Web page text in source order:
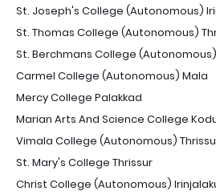
St. Joseph's College (Autonomous)
St. Thomas College (Autonomous)
St. Berchmans College
Carmel College (Autonomous) Mala
Mercy College Palakkad
Marian Arts And Science College
Vimala College (Autonomous)
St. Mary's College Thrissur
Christ College (Autonomous)